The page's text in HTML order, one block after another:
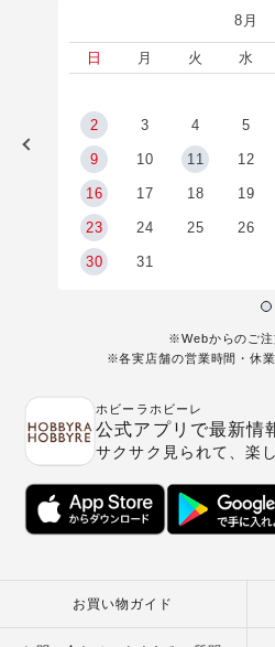
8月
日 月 火 水
2 3 4 5
9 10 11 12
16 17 18 19
23 24 25 26
30 31
※Webからのご注
※各実店舗の営業時間・休
ホビーラホビーレ
公式アプリで最新情
サクサク見られて、楽
お買い物ガイド